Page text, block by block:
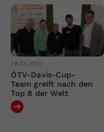
18.03.2025
ÖTV-Davis-Cup-
Team greift nach den
Top 8 der Welt